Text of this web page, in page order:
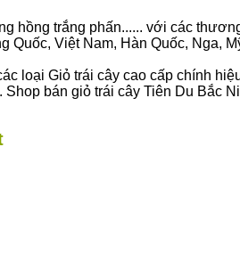
hồng trắng phấn...... với các
Việt Nam, Hàn Quốc, Nga,
loại Giỏ trái cây cao cấp chính
bán giỏ trái cây Tiên Du Bắc